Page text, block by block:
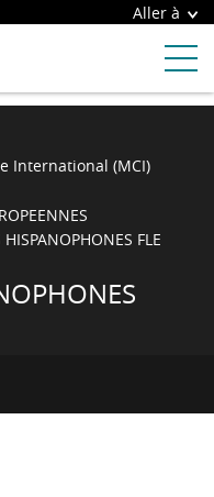
Aller à
International (MCI)
FLE